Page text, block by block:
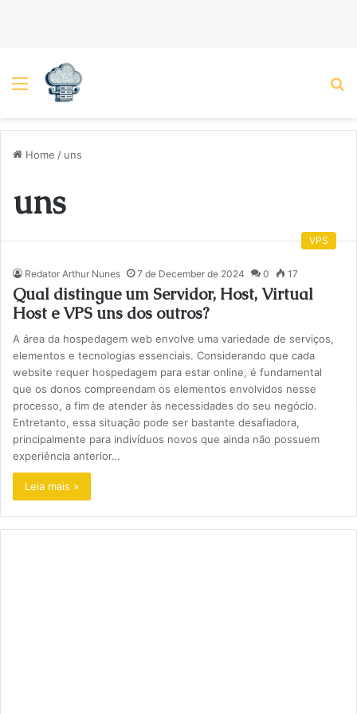
Menu
Home / uns
uns
VPS
Redator Arthur Nunes 7 de December de 2024 0 17
Qual distingue um Servidor, Host, Virtual
Host e VPS uns dos outros?
A área da hospedagem web envolve uma variedade de serviços,
elementos e tecnologias essenciais. Considerando que cada
website requer hospedagem para estar online, é fundamental
que os donos compreendam os elementos envolvidos nesse
processo, a fim de atender às necessidades do seu negócio.
Entretanto, essa situação pode ser bastante desafiadora,
principalmente para indivíduos novos que ainda não possuem
experiência anterior…
Leia mais »